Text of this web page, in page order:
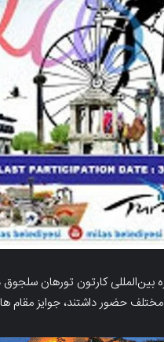
مختلف حضور داشتند، جوایز مقام